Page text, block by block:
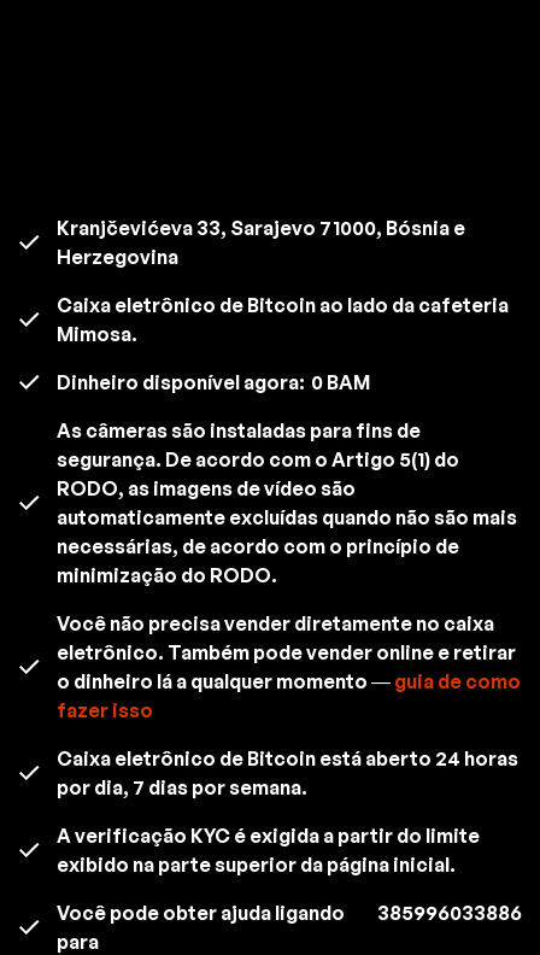
Kranjčevićeva 33, Sarajevo 71000, Bósnia e
Herzegovina
Caixa eletrônico de Bitcoin ao lado da cafeteria
Mimosa.
Dinheiro disponível agora: 0 BAM
As câmeras são instaladas para fins de
segurança. De acordo com o Artigo 5(1) do
RODO, as imagens de vídeo são
automaticamente excluídas quando não são mais
necessárias, de acordo com o princípio de
minimização do RODO.
Você não precisa vender diretamente no caixa
eletrônico. Também pode vender online e retirar
o dinheiro lá a qualquer momento — guia de como
fazer isso
Caixa eletrônico de Bitcoin está aberto 24 horas
por dia, 7 dias por semana.
A verificação KYC é exigida a partir do limite
exibido na parte superior da página inicial.
Você pode obter ajuda ligando
para
385996033886